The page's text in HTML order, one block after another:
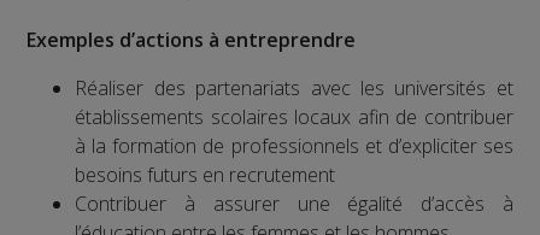
Exemples d’actions à entreprendre
Réaliser des partenariats avec les universités et
établissements scolaires locaux afin de contribuer
à la formation de professionnels et d’expliciter ses
besoins futurs en recrutement
Contribuer à assurer une égalité d’accès à